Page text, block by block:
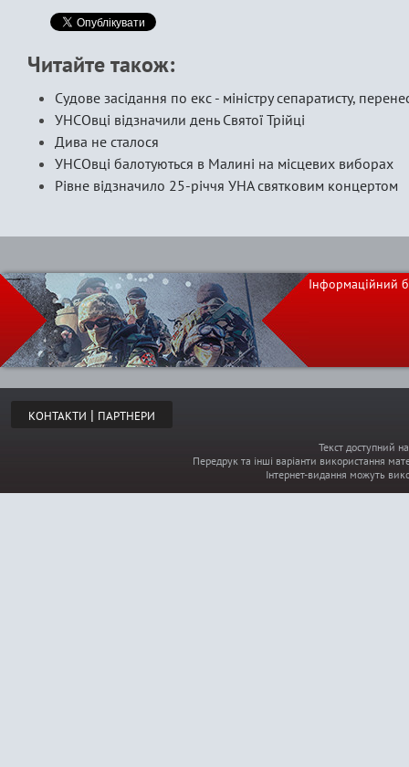
Читайте також:
Судове засідання по екс - міністру сепаратисту,
УНСОвці відзначили день Святої Трійці
Дива не сталося
УНСОвці балотуються в Малині на місцевих виборах
Рівне відзначило 25-річчя УНА святковим концертом
Інформаційний
КОНТАКТИ | ПАРТНЕРИ
Текст доступний
Передрук та інші варіанти використання
Інтернет-видання можуть